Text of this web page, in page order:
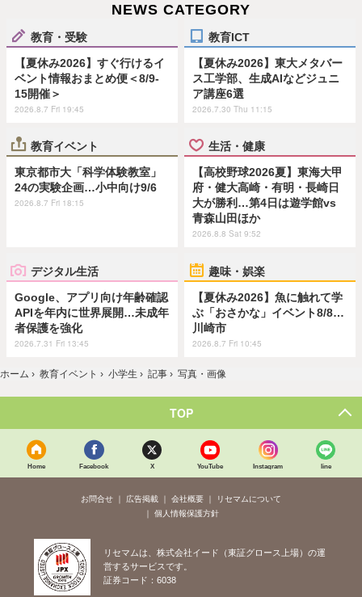
NEWS CATEGORY
教育・受験
【夏休み2026】すぐ行けるイ
ベント情報おまとめ便＜8/9-
15開催＞
2026.8.7 Fri 19:45
教育ICT
【夏休み2026】東大メタバー
ス工学部、生成AIなどジュニ
ア講座6選
2026.7.30 Thu 11:15
教育イベント
東京都市大「科学体験教室」
24の実験企画…小中向け9/6
2026.8.7 Fri 18:15
生活・健康
【高校野球2026夏】東海大甲
府・健大高崎・有明・長崎日
大が勝利…第4日は遊学館vs
青森山田ほか
2026.8.8 Sat 9:52
デジタル生活
Google、アプリ向け年齢確認
APIを年内に世界展開…未成年
者保護を強化
2026.7.31 Fri 13:45
趣味・娯楽
【夏休み2026】魚に触れて学
ぶ「おさかな」イベント8/8…
川崎市
2026.8.7 Fri 10:45
ホーム › 教育イベント › 小学生 › 記事 › 写真・画像
TOP
Home Facebook X YouTube Instagram line
お問合せ 広告掲載 会社概要
リセマムについて
個人情報保護方針
リセマムは、株式会社イード（東証グロース上場）の運
営するサービスです。
証券コード：6038